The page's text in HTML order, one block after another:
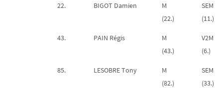
22. BIGOT Damien
M
(22.)
SEM
(11.)
43. PAIN Régis
M
(43.)
V2M
(6.)
85. LESOBRE Tony
M
(82.)
SEM
(33.)